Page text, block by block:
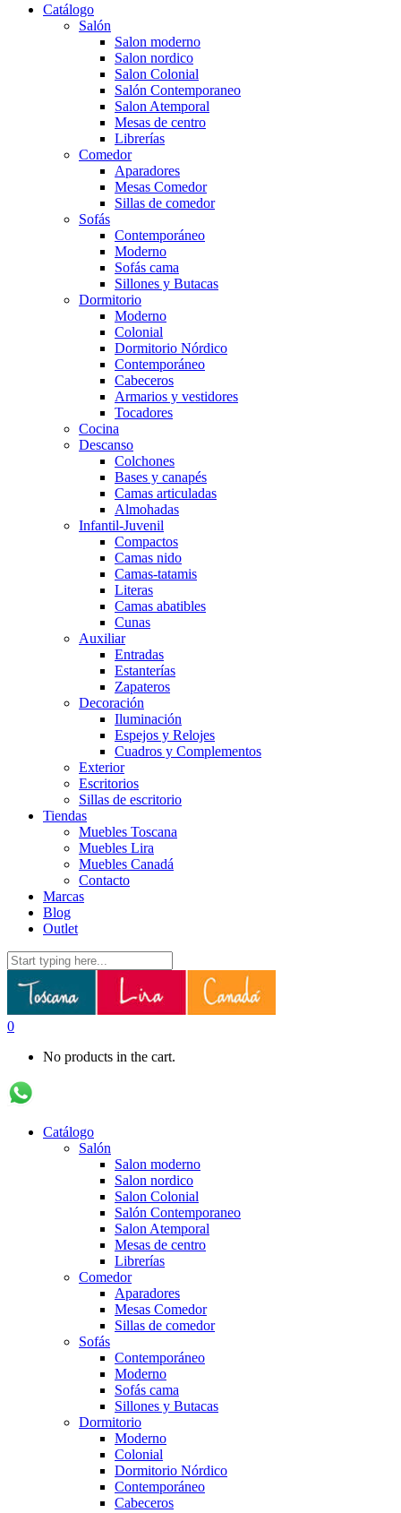
Catálogo
Salón
Salon moderno
Salon nordico
Salon Colonial
Salón Contemporaneo
Salon Atemporal
Mesas de centro
Librerías
Comedor
Aparadores
Mesas Comedor
Sillas de comedor
Sofás
Contemporáneo
Moderno
Sofás cama
Sillones y Butacas
Dormitorio
Moderno
Colonial
Dormitorio Nórdico
Contemporáneo
Cabeceros
Armarios y vestidores
Tocadores
Cocina
Descanso
Colchones
Bases y canapés
Camas articuladas
Almohadas
Infantil-Juvenil
Compactos
Camas nido
Camas-tatamis
Literas
Camas abatibles
Cunas
Auxiliar
Entradas
Estanterías
Zapateros
Decoración
Iluminación
Espejos y Relojes
Cuadros y Complementos
Exterior
Escritorios
Sillas de escritorio
Tiendas
Muebles Toscana
Muebles Lira
Muebles Canadá
Contacto
Marcas
Blog
Outlet
0
No products in the cart.
Catálogo
Salón
Salon moderno
Salon nordico
Salon Colonial
Salón Contemporaneo
Salon Atemporal
Mesas de centro
Librerías
Comedor
Aparadores
Mesas Comedor
Sillas de comedor
Sofás
Contemporáneo
Moderno
Sofás cama
Sillones y Butacas
Dormitorio
Moderno
Colonial
Dormitorio Nórdico
Contemporáneo
Cabeceros